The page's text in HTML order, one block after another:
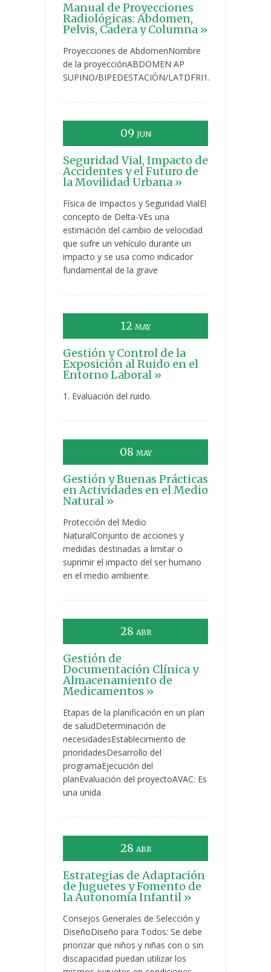
Manual de Proyecciones
Radiológicas: Abdomen,
Pelvis, Cadera y Columna »
Proyecciones de AbdomenNombre
de la proyecciónABDOMEN AP
SUPINO/BIPEDESTACIÓN/LATDFRI1.
09 JUN
Seguridad Vial, Impacto de
Accidentes y el Futuro de
la Movilidad Urbana »
Física de Impactos y Seguridad VialEl
concepto de Delta-VEs una
estimación del cambio de velocidad
que sufre un vehículo durante un
impacto y se usa como indicador
fundamental de la grave
12 MAY
Gestión y Control de la
Exposición al Ruido en el
Entorno Laboral »
1. Evaluación del ruido.
08 MAY
Gestión y Buenas Prácticas
en Actividades en el Medio
Natural »
Protección del Medio
NaturalConjunto de acciones y
medidas destinadas a limitar o
suprimir el impacto del ser humano
en el medio ambiente.
28 ABR
Gestión de
Documentación Clínica y
Almacenamiento de
Medicamentos »
Etapas de la planificación en un plan
de saludDeterminación de
necesidadesEstablecimiento de
prioridadesDesarrollo del
programaEjecución del
planEvaluación del proyectoAVAC: Es
una unida
28 ABR
Estrategias de Adaptación
de Juguetes y Fomento de
la Autonomía Infantil »
Consejos Generales de Selección y
DiseñoDiseño para Todos: Se debe
priorizar que niños y niñas con o sin
discapacidad puedan utilizar los